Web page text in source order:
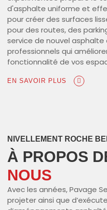
d'asphalte uniforme et
pour créer des surfaces
pour des routes, des
service de nouvel
professionnels qui
fonctionnalité de vos
EN SAVOIR PLUS
NIVELLEMENT ROCHE
À PROPOS
NOUS
Avec les années, Pavage
projeter ainsi que